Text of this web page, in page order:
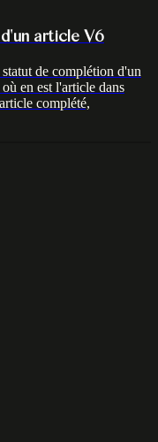
article V6
de complétion d'un
en est l'article dans
complété,